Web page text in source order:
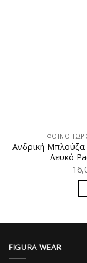
Ανδρική
Λευκό
FIGURA WEAR